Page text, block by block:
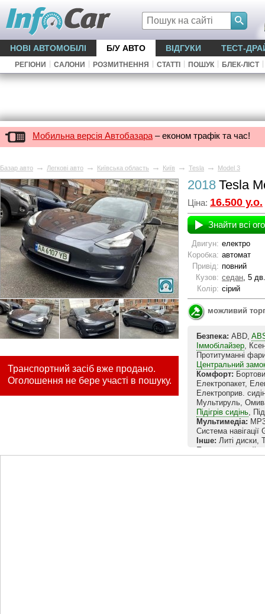
НОВІ АВТОМОБІЛІ Б/У АВТО ВІДГУКИ ТЕСТ-
РЕГІОНИ САЛОНИ РОЗМИТНЕННЯ СТАТТІ ПОШУК БЛЕК-ЛІСТ
Мобильна версія Автобазара – економ трафік та час!
Базар авто → Легкові авто → Київська область → Київ → Tesla → Model 3
Транспортний засіб вже продано.
Оголошення не бере участі в пошуку.
2018 Tesla
Ціна: 16.500 у.о.
Знайти всі
Двигун: електро
Коробка: автомат
Привід: повний
Кузов: седан, 5
Колір: сірий
можливий торг
Безпека: ABD,
Іммобілайзер,
Протитуманні
Центральний
Комфорт:
Електропакет,
Електроприв.
Мультируль,
Підігрів сидінь,
Мультимедіа:
Система навігації
Інше: Литі диски,
Продам власний